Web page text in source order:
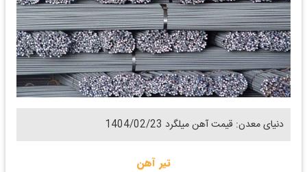
دنیای معدن: قیمت آهن میلگرد 1404/02/23
تیر آهن